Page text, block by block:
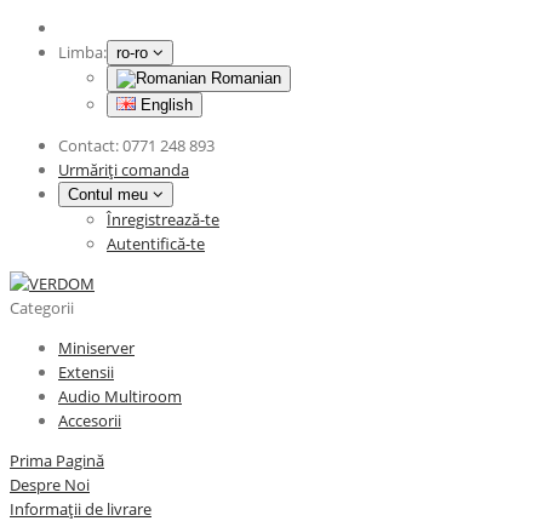
Limba: ro-ro
Romanian
English
Contact:0771 248 893
Urmăriți comanda
Contul meu
Înregistrează-te
Autentifică-te
Categorii
Miniserver
Extensii
Audio Multiroom
Accesorii
Prima Pagină
Despre Noi
Informații de livrare